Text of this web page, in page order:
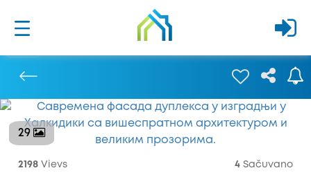
29
2198 Vievs 4 Sačuvano